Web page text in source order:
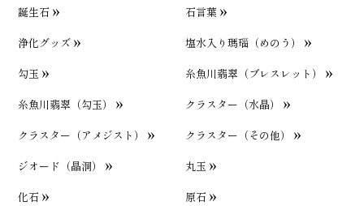
誕生石
石言葉
浄化グッズ
塩水入り瑪瑙（めのう）
勾玉
糸魚川翡翠（ブレスレット）
糸魚川翡翠（勾玉）
クラスター（水晶）
クラスター（アメジスト）
クラスター（その他）
ジオード（晶洞）
丸玉
化石
原石